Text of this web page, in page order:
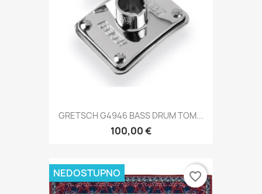
GRETSCH G4946 BASS DRUM TOM...
100,00 €
NEDOSTUPNO favorite_border